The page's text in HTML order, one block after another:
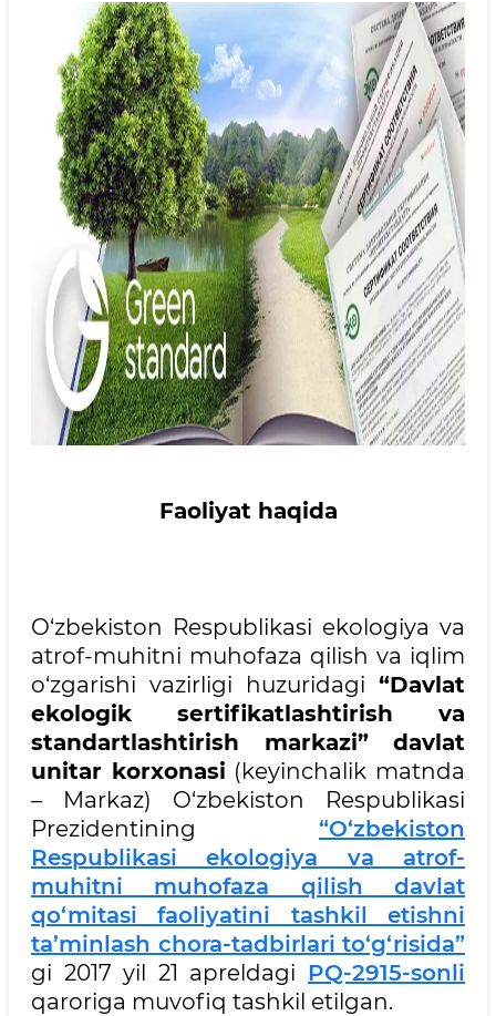
Faoliyat haqida
O‘zbekiston Respublikasi ekologiya va
atrof-muhitni muhofaza qilish va iqlim
o‘zgarishi vazirligi huzuridagi “Davlat
ekologik sertifikatlashtirish va
standartlashtirish markazi” davlat
unitar korxonasi (keyinchalik matnda
– Markaz) O‘zbekiston Respublikasi
Prezidentining “O‘zbekiston
Respublikasi ekologiya va atrof-
muhitni muhofaza qilish davlat
qo‘mitasi faoliyatini tashkil etishni
ta’minlash chora-tadbirlari to‘g‘risida”
gi 2017 yil 21 apreldagi PQ-2915-sonli
qaroriga muvofiq tashkil etilgan.